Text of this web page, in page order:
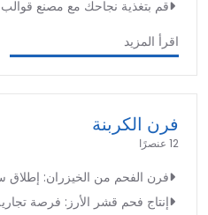
قم بتغذية نجاحك مع مصنع قوالب
اقرأ المزيد
فرن الكربنة
12 عنصرًا
فرن الفحم من الخيزران: إطلاق
إنتاج فحم قشر الأرز: فرصة